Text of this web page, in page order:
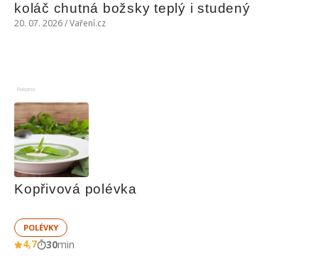
koláč chutná božsky teplý i studený
20. 07. 2026 / Vaření.cz
Reklama
Kopřivová polévka
POLÉVKY
4,7 30min